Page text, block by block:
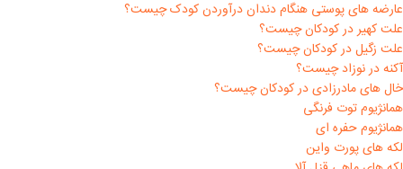
عارضه های پوستی هنگام دندان درآوردن کودک چیست؟
علت کهیر در کودکان چیست؟
علت زگیل در کودکان چیست؟
آکنه در نوزاد چیست؟
خال های مادرزادی در کودکان چیست؟
همانژیوم توت فرنگی
همانژیوم حفره ای
لکه های پورت واین